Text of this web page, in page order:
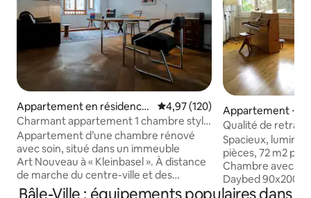
Appartement en résidence
⋅ Bâle
Évaluation moyenne sur la
4,97 (120)
Charmant appartement 1 chambre style
art nouveau à Kleinbasel
Appartement d’une chambre rénové
avec soin, situé dans un immeuble
Art Nouveau à « Kleinbasel ». À distance
de marche du centre-ville et des
principales attractions, y compris la place
Appartement ⋅
Qualité de
milieu de Bâle.
Spacieux,
pièces, 72 m2
Chambre avec lit
Daybed 90x200.
baignoire/douche